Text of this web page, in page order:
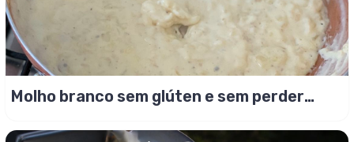
Molho branco sem glúten e sem perder